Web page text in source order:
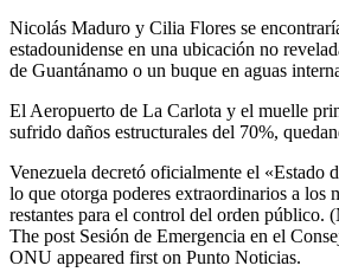
Nicolás Maduro y Cilia Flores se
estadounidense en una ubicación no
de Guantánamo o un buque en aguas
El Aeropuerto de La Carlota y el muelle
sufrido daños estructurales del 70%,
Venezuela decretó oficialmente el «Estado
lo que otorga poderes extraordinarios a los
restantes para el control del orden público.
The post Sesión de Emergencia en el
ONU appeared first on Punto Noticias.